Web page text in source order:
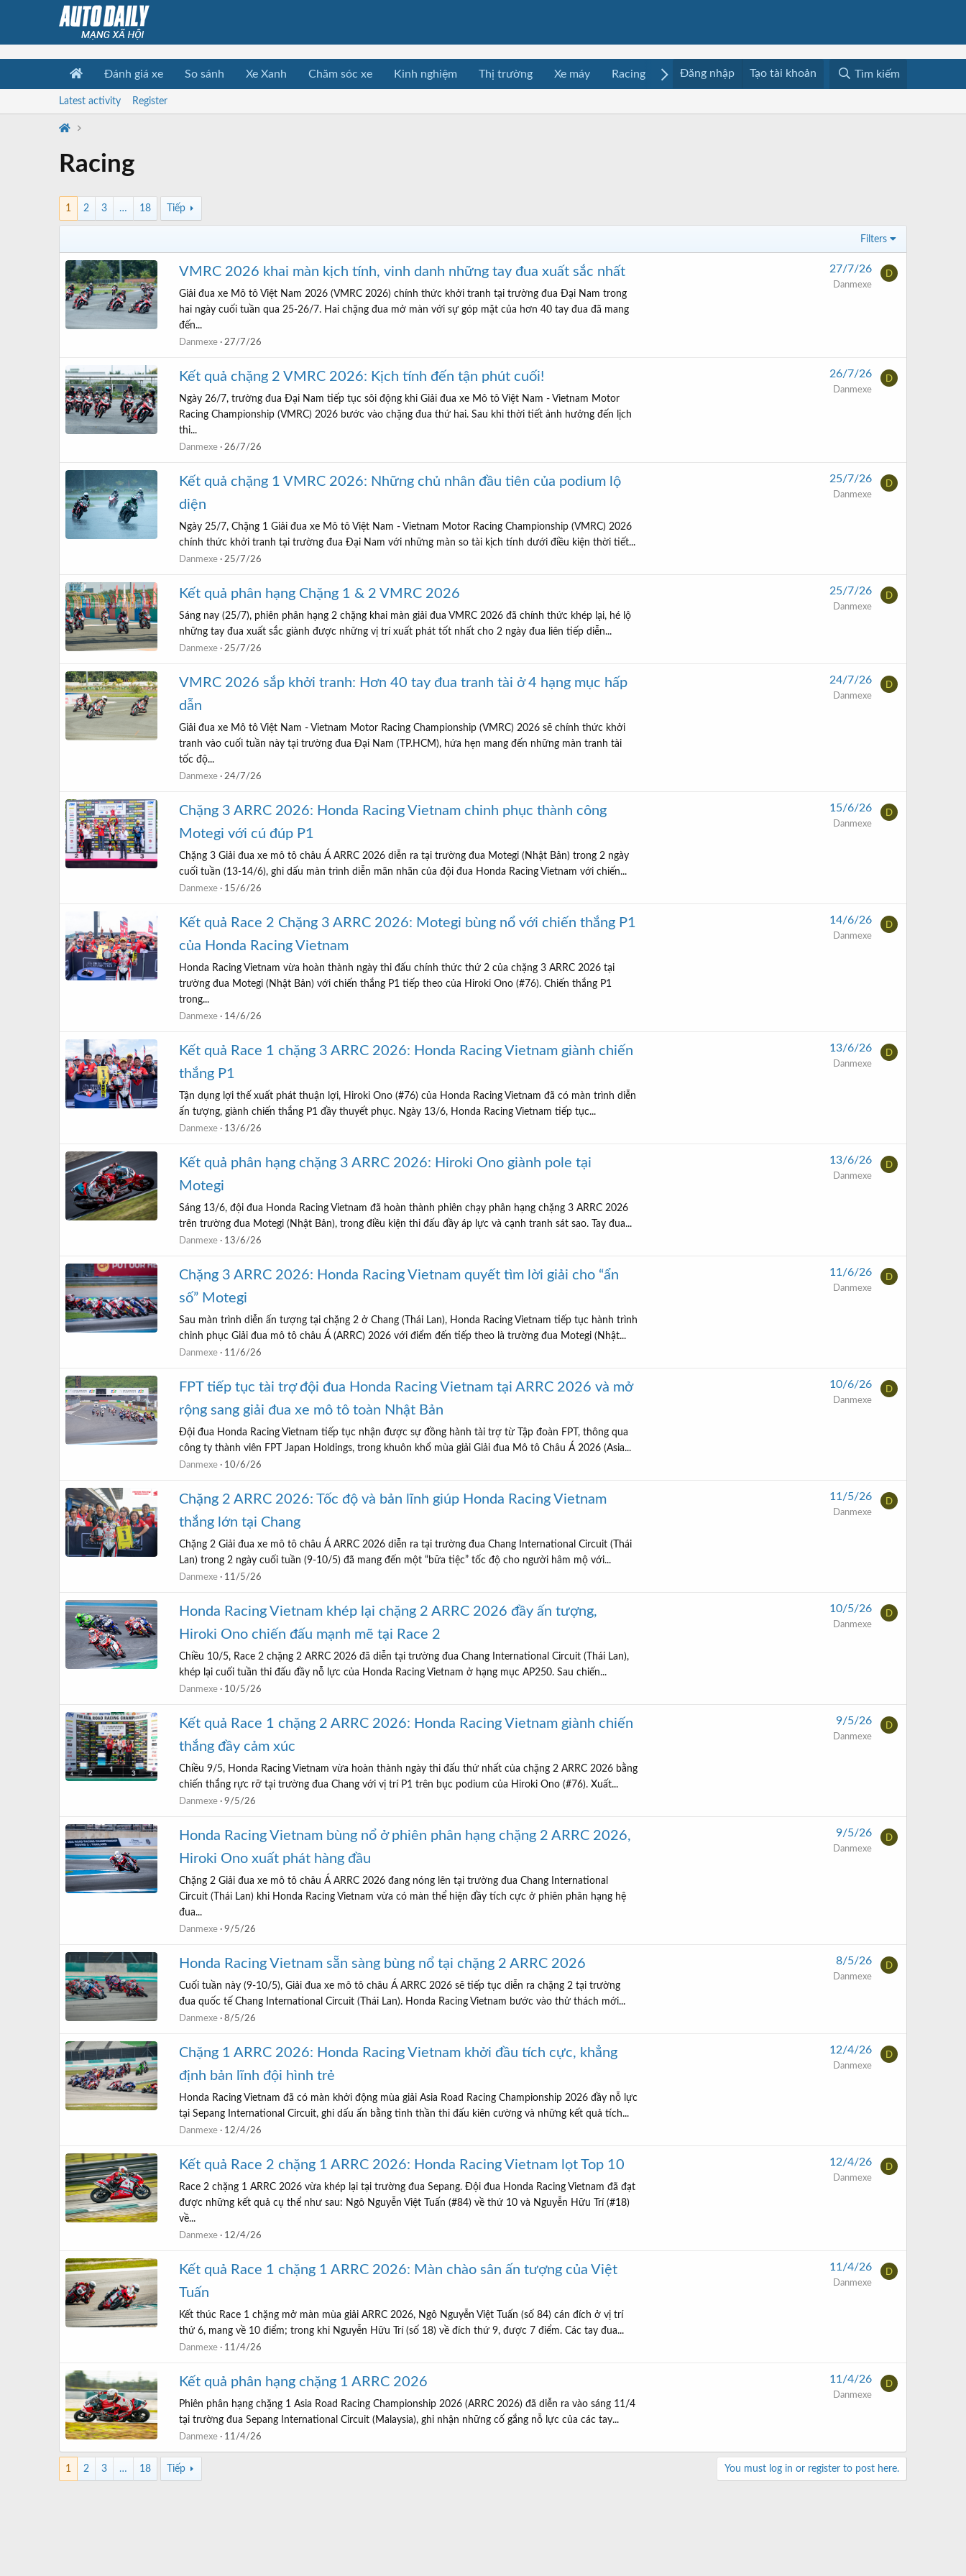
Đánh giá xe So sánh Xe Xanh Chăm sóc xe Kinh nghiệm Thị trường Xe máy Racing Mua bán Media Resources
Đăng nhập Tạo tài khoản Tìm kiếm
Latest activity Register
Racing
1 2 3 … 18 Tiếp
Filters
VMRC 2026 khai màn kịch tính, vinh danh những tay đua xuất sắc nhất
Giải đua xe Mô tô Việt Nam 2026 (VMRC 2026) chính thức khởi tranh tại trường đua Đại Nam trong
hai ngày cuối tuần qua 25-26/7. Hai chặng đua mở màn với sự góp mặt của hơn 40 tay đua đã mang
đến...
Danmexe 27/7/26
27/7/26
Danmexe
D
Kết quả chặng 2 VMRC 2026: Kịch tính đến tận phút cuối!
Ngày 26/7, trường đua Đại Nam tiếp tục sôi động khi Giải đua xe Mô tô Việt Nam - Vietnam Motor
Racing Championship (VMRC) 2026 bước vào chặng đua thứ hai. Sau khi thời tiết ảnh hưởng đến lịch
thi...
Danmexe 26/7/26
26/7/26
Danmexe
D
Kết quả chặng 1 VMRC 2026: Những chủ nhân đầu tiên của podium lộ
diện
Ngày 25/7, Chặng 1 Giải đua xe Mô tô Việt Nam - Vietnam Motor Racing Championship (VMRC) 2026
chính thức khởi tranh tại trường đua Đại Nam với những màn so tài kịch tính dưới điều kiện thời tiết...
Danmexe 25/7/26
25/7/26
Danmexe
D
Kết quả phân hạng Chặng 1 & 2 VMRC 2026
Sáng nay (25/7), phiên phân hạng 2 chặng khai màn giải đua VMRC 2026 đã chính thức khép lại, hé lộ
những tay đua xuất sắc giành được những vị trí xuất phát tốt nhất cho 2 ngày đua liên tiếp diễn...
Danmexe 25/7/26
25/7/26
Danmexe
D
VMRC 2026 sắp khởi tranh: Hơn 40 tay đua tranh tài ở 4 hạng mục hấp
dẫn
Giải đua xe Mô tô Việt Nam - Vietnam Motor Racing Championship (VMRC) 2026 sẽ chính thức khởi
tranh vào cuối tuần này tại trường đua Đại Nam (TP.HCM), hứa hẹn mang đến những màn tranh tài
tốc độ...
Danmexe 24/7/26
24/7/26
Danmexe
D
Chặng 3 ARRC 2026: Honda Racing Vietnam chinh phục thành công
Motegi với cú đúp P1
Chặng 3 Giải đua xe mô tô châu Á ARRC 2026 diễn ra tại trường đua Motegi (Nhật Bản) trong 2 ngày
cuối tuần (13-14/6), ghi dấu màn trình diễn mãn nhãn của đội đua Honda Racing Vietnam với chiến...
Danmexe 15/6/26
15/6/26
Danmexe
D
Kết quả Race 2 Chặng 3 ARRC 2026: Motegi bùng nổ với chiến thắng P1
của Honda Racing Vietnam
Honda Racing Vietnam vừa hoàn thành ngày thi đấu chính thức thứ 2 của chặng 3 ARRC 2026 tại
trường đua Motegi (Nhật Bản) với chiến thắng P1 tiếp theo của Hiroki Ono (#76). Chiến thắng P1
trong...
Danmexe 14/6/26
14/6/26
Danmexe
D
Kết quả Race 1 chặng 3 ARRC 2026: Honda Racing Vietnam giành chiến
thắng P1
Tận dụng lợi thế xuất phát thuận lợi, Hiroki Ono (#76) của Honda Racing Vietnam đã có màn trình diễn
ấn tượng, giành chiến thắng P1 đầy thuyết phục. Ngày 13/6, Honda Racing Vietnam tiếp tục...
Danmexe 13/6/26
13/6/26
Danmexe
D
Kết quả phân hạng chặng 3 ARRC 2026: Hiroki Ono giành pole tại
Motegi
Sáng 13/6, đội đua Honda Racing Vietnam đã hoàn thành phiên chạy phân hạng chặng 3 ARRC 2026
trên trường đua Motegi (Nhật Bản), trong điều kiện thi đấu đầy áp lực và cạnh tranh sát sao. Tay đua...
Danmexe 13/6/26
13/6/26
Danmexe
D
Chặng 3 ARRC 2026: Honda Racing Vietnam quyết tìm lời giải cho “ẩn
số” Motegi
Sau màn trình diễn ấn tượng tại chặng 2 ở Chang (Thái Lan), Honda Racing Vietnam tiếp tục hành trình
chinh phục Giải đua mô tô châu Á (ARRC) 2026 với điểm đến tiếp theo là trường đua Motegi (Nhật...
Danmexe 11/6/26
11/6/26
Danmexe
D
FPT tiếp tục tài trợ đội đua Honda Racing Vietnam tại ARRC 2026 và mở
rộng sang giải đua xe mô tô toàn Nhật Bản
Đội đua Honda Racing Vietnam tiếp tục nhận được sự đồng hành tài trợ từ Tập đoàn FPT, thông qua
công ty thành viên FPT Japan Holdings, trong khuôn khổ mùa giải Giải đua Mô tô Châu Á 2026 (Asia...
Danmexe 10/6/26
10/6/26
Danmexe
D
Chặng 2 ARRC 2026: Tốc độ và bản lĩnh giúp Honda Racing Vietnam
thắng lớn tại Chang
Chặng 2 Giải đua xe mô tô châu Á ARRC 2026 diễn ra tại trường đua Chang International Circuit (Thái
Lan) trong 2 ngày cuối tuần (9-10/5) đã mang đến một “bữa tiệc” tốc độ cho người hâm mộ với...
Danmexe 11/5/26
11/5/26
Danmexe
D
Honda Racing Vietnam khép lại chặng 2 ARRC 2026 đầy ấn tượng,
Hiroki Ono chiến đấu mạnh mẽ tại Race 2
Chiều 10/5, Race 2 chặng 2 ARRC 2026 đã diễn tại trường đua Chang International Circuit (Thái Lan),
khép lại cuối tuần thi đấu đầy nỗ lực của Honda Racing Vietnam ở hạng mục AP250. Sau chiến...
Danmexe 10/5/26
10/5/26
Danmexe
D
Kết quả Race 1 chặng 2 ARRC 2026: Honda Racing Vietnam giành chiến
thắng đầy cảm xúc
Chiều 9/5, Honda Racing Vietnam vừa hoàn thành ngày thi đấu thứ nhất của chặng 2 ARRC 2026 bằng
chiến thắng rực rỡ tại trường đua Chang với vị trí P1 trên bục podium của Hiroki Ono (#76). Xuất...
Danmexe 9/5/26
9/5/26
Danmexe
D
Honda Racing Vietnam bùng nổ ở phiên phân hạng chặng 2 ARRC 2026,
Hiroki Ono xuất phát hàng đầu
Chặng 2 Giải đua xe mô tô châu Á ARRC 2026 đang nóng lên tại trường đua Chang International
Circuit (Thái Lan) khi Honda Racing Vietnam vừa có màn thể hiện đầy tích cực ở phiên phân hạng hệ
đua...
Danmexe 9/5/26
9/5/26
Danmexe
D
Honda Racing Vietnam sẵn sàng bùng nổ tại chặng 2 ARRC 2026
Cuối tuần này (9-10/5), Giải đua xe mô tô châu Á ARRC 2026 sẽ tiếp tục diễn ra chặng 2 tại trường
đua quốc tế Chang International Circuit (Thái Lan). Honda Racing Vietnam bước vào thử thách mới...
Danmexe 8/5/26
8/5/26
Danmexe
D
Chặng 1 ARRC 2026: Honda Racing Vietnam khởi đầu tích cực, khẳng
định bản lĩnh đội hình trẻ
Honda Racing Vietnam đã có màn khởi động mùa giải Asia Road Racing Championship 2026 đầy nỗ lực
tại Sepang International Circuit, ghi dấu ấn bằng tinh thần thi đấu kiên cường và những kết quả tích...
Danmexe 12/4/26
12/4/26
Danmexe
D
Kết quả Race 2 chặng 1 ARRC 2026: Honda Racing Vietnam lọt Top 10
Race 2 chặng 1 ARRC 2026 vừa khép lại tại trường đua Sepang. Đội đua Honda Racing Vietnam đã đạt
được những kết quả cụ thể như sau: Ngô Nguyễn Việt Tuấn (#84) về thứ 10 và Nguyễn Hữu Trí (#18)
về...
Danmexe 12/4/26
12/4/26
Danmexe
D
Kết quả Race 1 chặng 1 ARRC 2026: Màn chào sân ấn tượng của Việt
Tuấn
Kết thúc Race 1 chặng mở màn mùa giải ARRC 2026, Ngô Nguyễn Việt Tuấn (số 84) cán đích ở vị trí
thứ 6, mang về 10 điểm; trong khi Nguyễn Hữu Trí (số 18) về đích thứ 9, được 7 điểm. Các tay đua...
Danmexe 11/4/26
11/4/26
Danmexe
D
Kết quả phân hạng chặng 1 ARRC 2026
Phiên phân hạng chặng 1 Asia Road Racing Championship 2026 (ARRC 2026) đã diễn ra vào sáng 11/4
tại trường đua Sepang International Circuit (Malaysia), ghi nhận những cố gắng nỗ lực của các tay...
Danmexe 11/4/26
11/4/26
Danmexe
D
1 2 3 … 18 Tiếp You must log in or register to post here.